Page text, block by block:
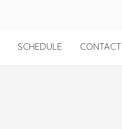
SCHEDULE CONTACT